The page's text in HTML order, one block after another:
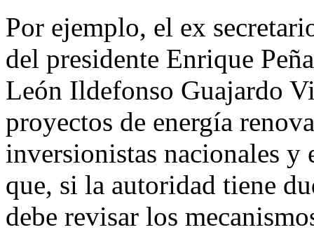
Por ejemplo, el ex
del presidente Enrique
León Ildefonso Guajardo
proyectos de energía
inversionistas nacionales
que, si la autoridad tiene
debe revisar los